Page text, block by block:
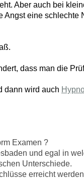
Aber auch bei
eine schlechte
dass man die
dann wird auch
Examen ?
und egal in
Unterschiede.
erreicht